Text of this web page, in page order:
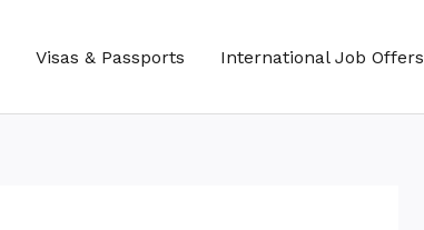
Visas & Passports International Job Offers